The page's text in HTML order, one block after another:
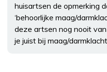
huisartsen de opmerking
‘behoorlijke maag/
deze artsen nog nooit
je juist bij maag/